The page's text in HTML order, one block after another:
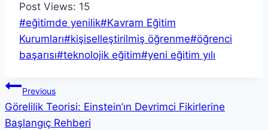
Post Views: 15
Post
Tags:
#eğitimde yenilik#Kavram Eğitim
Kurumları#kişiselleştirilmiş öğrenme#öğrenci
başarısı#teknolojik eğitim#yeni eğitim yılı
Yazı
gezinmesi
Previous
Görelilik Teorisi: Einstein’ın Devrimci Fikirlerine
Başlangıç Rehberi